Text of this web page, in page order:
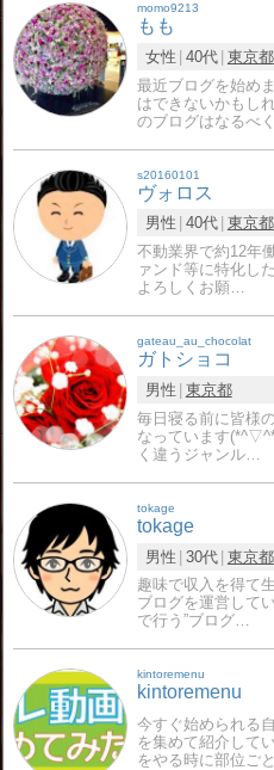
momo9213
もも
女性 40代 東京都
最近ブログを始め
はできないかもし
のブログはなるべ
s20160101
ヴォロス
男性 40代 東京都
不動業界で約12年
ァンド等に特化し
よろしくお願…
gateau_au_chocolat
ガトショコ
男性 東京都
毎日寝る前に皆様
なっています
く違うジャンル…
tokage
tokage
男性 30代 東京都
趣味で収入を得て
ブログを運営して
で行う”ブログ…
kintoremenu
kintoremenu
今すぐ始められる
を集めて紹介して
をやる時に部位ご